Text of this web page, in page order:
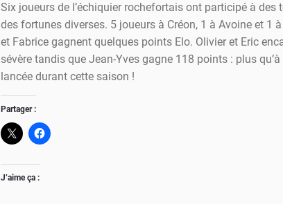
Six joueurs de l’échiquier rochefortais ont participé à des
des fortunes diverses. 5 joueurs à Créon, 1 à Avoine et 1
et Fabrice gagnent quelques points Elo. Olivier et Eric
sévère tandis que Jean-Yves gagne 118 points : plus
lancée durant cette saison !
Partager :
J’aime ça :